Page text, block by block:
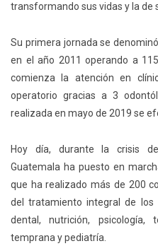
transformando sus vidas y la de
Su primera jornada se
en el año 2011 operando a
comienza la atención en
operatorio gracias a 3
realizada en mayo de 2019 se
Hoy día, durante la crisis de
Guatemala ha puesto en
que ha realizado más de 200
del tratamiento integral de los
dental, nutrición, psicología,
temprana y pediatría.